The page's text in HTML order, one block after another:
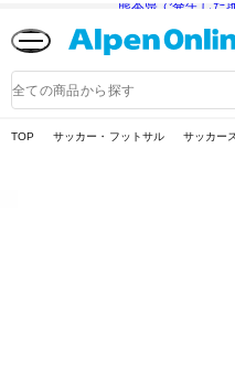
熊本県で発生した
品
検
TOP サッカー・フットサル サッカー